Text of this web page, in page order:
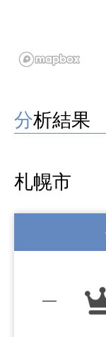
分析結果
札幌市